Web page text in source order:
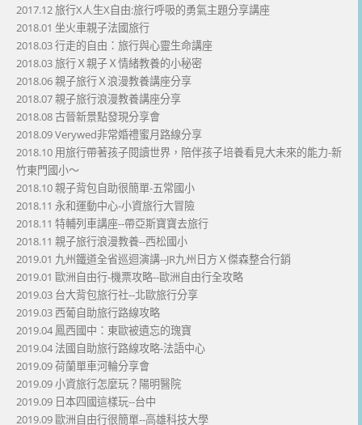
2017.12 旅行X人生X自由:旅行呼吸的勇氣主題分享講座
2018.01 坐火車親子法國旅行
2018.03 行走的自由：旅行與心靈生命講座
2018.03 旅行Ｘ親子Ｘ情緒教養的小秘密
2018.06 親子旅行Ｘ浪漫教養講座分享
2018.07 親子旅行浪漫教養講座分享
2018.08 古晉新景點發現分享會
2018.09 Verywed非常婚禮蜜月路線分享
2018.10 用旅行帶著孩子閱讀世界，陪伴孩子培養看見大未來的能力-新
竹東門國小～
2018.10 親子背包自助很簡單-五常國小
2018.11 永和運動中心-小資旅行大冒險
2018.11 特輔列車講座--帶亞斯寶寶去旅行
2018.11 親子旅行浪漫教養--西松國小
2019.01 九州鐵道全省巡迴演講--JR九州日方Ｘ傑森整合行銷
2019.01 歐洲自由行-機票攻略--歐洲自由行全攻略
2019.03 台大背包旅行社--北歐旅行分享
2019.03 西葡自助旅行路線攻略
2019.04 鳳西國中：東歐被遺忘的瑰寶
2019.04 法國自助旅行路線攻略-法語中心
2019.09 荷蘭單車河輪分享會
2019.09 小資旅行怎麼玩？陽明醫院
2019.09 日本四國這樣玩--台中
2019.09 歐洲自由行很簡單--高雄科技大學